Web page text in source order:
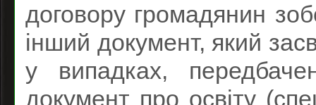
договору громадянин
інший документ, який
у випадках,
документ про освіту